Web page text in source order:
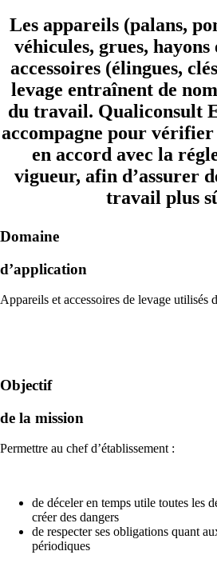
Les appareils (palans,
véhicules, grues,
accessoires (élingues,
levage entraînent de
du travail. Qualiconsult
accompagne pour vérifier
en accord avec la
vigueur, afin d’assurer
travail plus
Domaine
d’application
Appareils et accessoires de levage utilisés
Objectif
de la mission
Permettre au chef d’établissement :
de déceler en temps utile toutes les
créer des dangers
de respecter ses obligations quant
périodiques